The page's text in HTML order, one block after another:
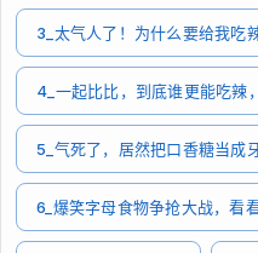
3_太气人了！为什么要给我吃辣
4_一起比比，到底谁更能吃辣
5_气死了，居然把口香糖当成
6_爆笑字母食物争抢大战，看